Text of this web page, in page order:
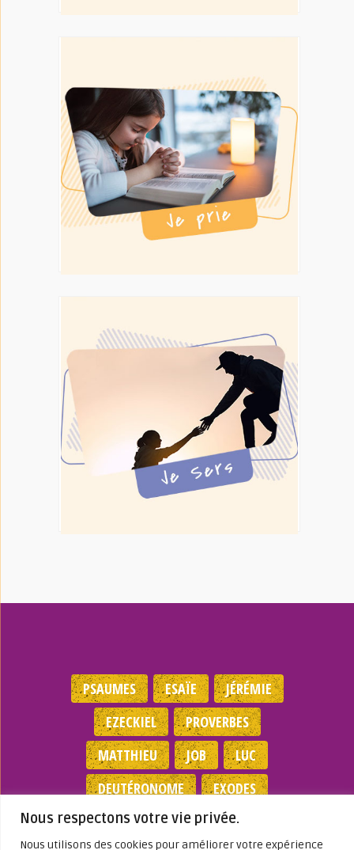
Nous respectons votre vie privée.
Nous utilisons des cookies pour améliorer votre expérience
PSAUMES ESAÏE
JÉRÉMIE
EZECKIEL
PROVERBES
MATTHIEU
JOB
LUC
DEUTÉRONOME
EXODES
NOMBRES
JEAN 1 SAMUEL